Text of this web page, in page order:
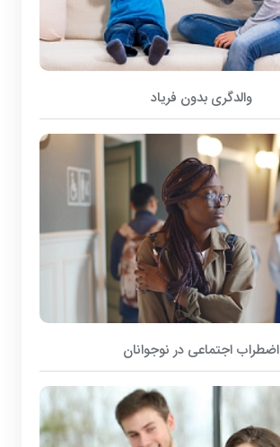
والدگری بدون فریاد
اضطراب اجتماعی در نوجوانان